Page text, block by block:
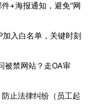
件+海报通知，避免"网
加入白名单，关键时刻
被禁网站？走OA审
防止法律纠纷（员工起